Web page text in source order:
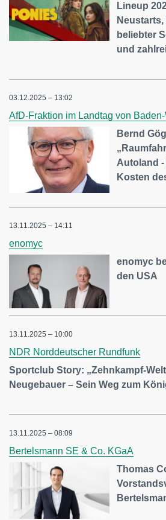
Lineup
beliebter
und
03.12.2025 – 13:02
AfD-Fraktion im Landtag von
Bernd
Autoland
Kosten
13.11.2025 – 14:11
enomyc
enomyc
den USA
13.11.2025 – 10:00
NDR Norddeutscher Rundfunk
Sportclub Story: „Zehnkampf-
Neugebauer – Sein Weg zum
13.11.2025 – 08:09
Bertelsmann SE & Co. KGaA
Thomas